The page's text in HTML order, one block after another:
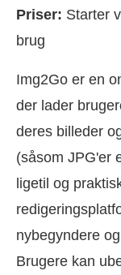
Priser: Starter
brug
Img2Go er en
der lader
deres billeder
(såsom JPG'er
ligetil og
nybegyndere
Brugere kan